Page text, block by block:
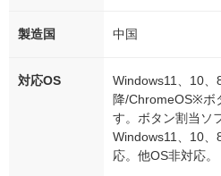
製造国 中国
対応OS
Windows11、10
降/ChromeOS※ボ
す。ボタン割当ソ
Windows11、10
応。他OS非対応。